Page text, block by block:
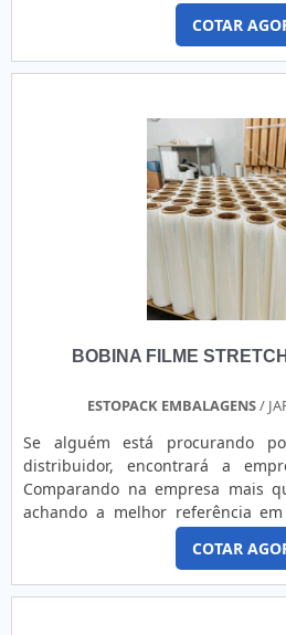
e um suporte completo, do
venda.Quando a temática é fita
picotada, com os colaboradores
encontrará excelente custo-
DUPLA FACE PICOTADAA MVA
em proporcionar aos clientes
de alta qualidade onde são
estrutura suficiente para atender
para garantir fita banana adesiva
proteção.Há muitas maneiras
demonstrar competência,
área de atuação. A MVA
ter: Amplo estoque de
focando em fita banana
serviços com ótima qualidade e
empresas que não focam na
outros motivos são a razão pela
empresa inovadora quando
fitas adesivas. O objetivo é
venda à entrega final,
qualidade.EFICIÊNCIA E
Adesivos as melhores opções
COTAR
BOBINA FILME
ESTOPACK EMBALAGENS/
Se alguém está procurando
distribuidor, encontrará a
Comparando na empresa mais
achando a melhor referência
lembrar que o produto deve
empresas especializadas no
cuidado ajuda a garantir a
materiais, além de evitar
COTAR